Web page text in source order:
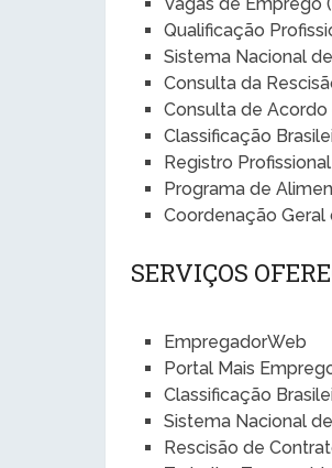
Qualificação
Sistema Nacional
Consulta da
Consulta de
Classificação
Registro Profissional
Programa de
Coordenação
SERVIÇOS
EmpregadorWeb
Portal Mais
Classificação
Sistema Nacional
Rescisão de